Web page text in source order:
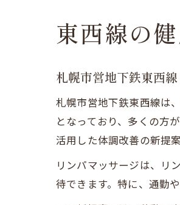
東西線の
札幌市営地下鉄東西
札幌市営地下鉄東西線は
となっており、多くの方
活用した体調改善の新提案
リンパマッサージは、リ
待できます。特に、通勤